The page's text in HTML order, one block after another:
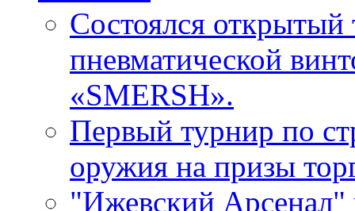
Cостоялся открытый
пневматической
«SMERSH».
Первый турнир по
оружия на призы
"Ижевский Арсенал"